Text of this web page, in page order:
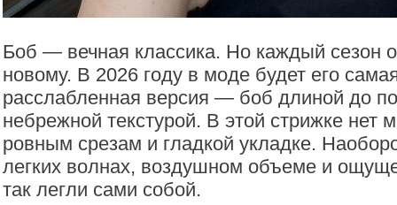
Боб — вечная классика. Но каждый сезон
новому. В 2026 году в моде будет его
расслабленная версия — боб длиной до
небрежной текстурой. В этой стрижке нет
ровным срезам и гладкой укладке.
легких волнах, воздушном объеме и
так легли сами собой.